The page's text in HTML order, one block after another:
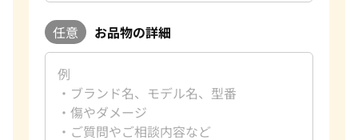
任意 お品物の詳細